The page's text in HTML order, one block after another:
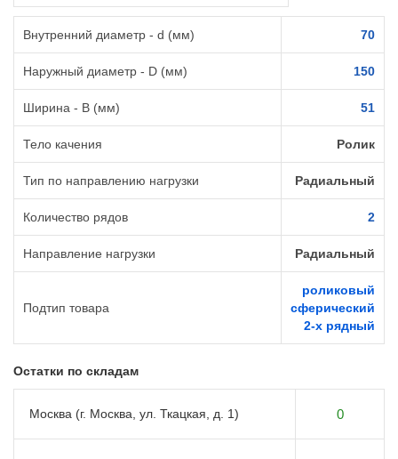
Внутренний диаметр - d (мм) 70
Наружный диаметр - D (мм) 150
Ширина - B (мм) 51
Тело качения Ролик
Тип по направлению нагрузки Радиальный
Количество рядов 2
Направление нагрузки Радиальный
Подтип товара
роликовый
сферический
2-х рядный
Остатки по складам
Москва (г. Москва, ул. Ткацкая, д. 1) 0